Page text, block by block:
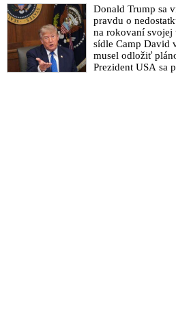
VIDEO: Tibor Gašpar hovorí o
strany opozície. Situáciou by sa
príslušné štátne orgány, lebo PS,
pacientom z Trnavy ohrozujú na
VIDEO: Opozice na Slovensku
Donald Trump sa
pravdu o
na rokovaní svojej
sídle Camp David
musel odložiť
Prezident USA sa